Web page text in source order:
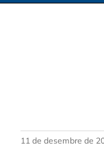
11 de desembre de